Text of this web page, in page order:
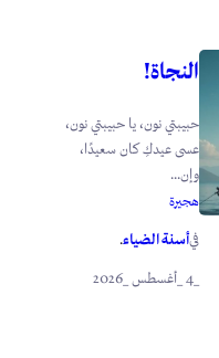
النجاة!
حبيبتي نون، يا حبيبتي نون،
عسى عيدكِ كان سعيدًا،
وإن...
هجيرة
فيأسنة الضياء.
_4 _أغسطس _2026